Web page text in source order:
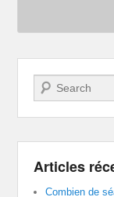
Recherche
Articles
Combien de